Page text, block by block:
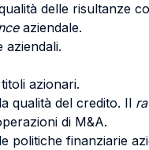
delle risultanze
aziendale.
aziendali.
azionari.
qualità del credito. Il
di M&A.
politiche finanziarie